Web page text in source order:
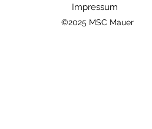
Impressum
©2025 MSC Mauer